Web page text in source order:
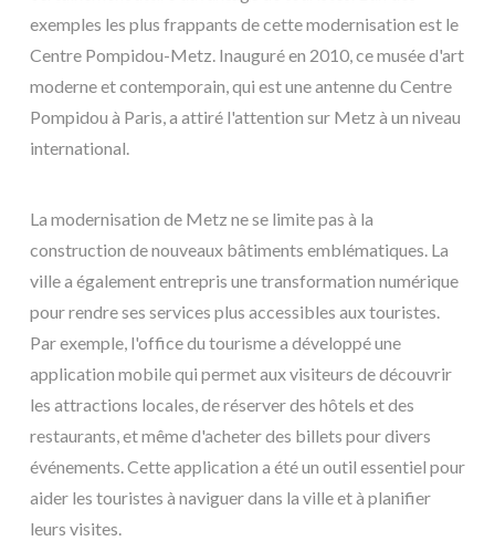
exemples les plus frappants de cette modernisation est le
Centre Pompidou-Metz. Inauguré en 2010, ce musée d'art
moderne et contemporain, qui est une antenne du Centre
Pompidou à Paris, a attiré l'attention sur Metz à un niveau
international.
La modernisation de Metz ne se limite pas à la
construction de nouveaux bâtiments emblématiques. La
ville a également entrepris une transformation numérique
pour rendre ses services plus accessibles aux touristes.
Par exemple, l'office du tourisme a développé une
application mobile qui permet aux visiteurs de découvrir
les attractions locales, de réserver des hôtels et des
restaurants, et même d'acheter des billets pour divers
événements. Cette application a été un outil essentiel pour
aider les touristes à naviguer dans la ville et à planifier
leurs visites.